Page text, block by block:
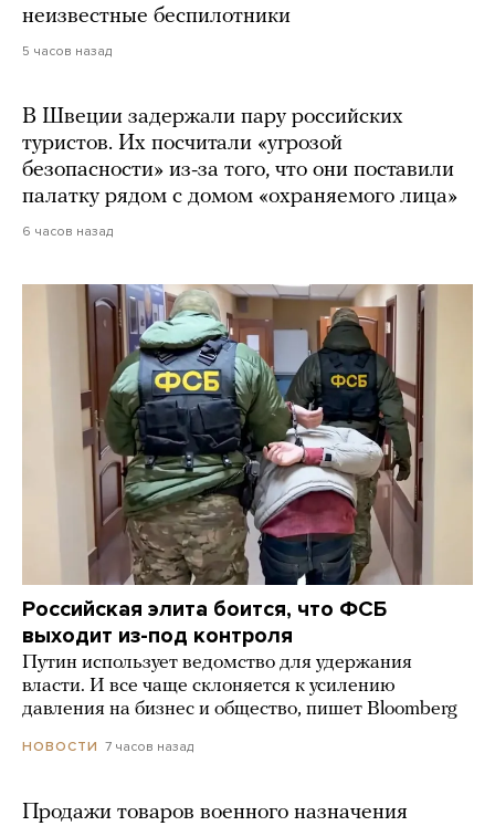
неизвестные беспилотники
5 часов назад
В Швеции задержали пару российских
туристов. Их посчитали «угрозой
безопасности» из-за того, что они поставили
палатку рядом с домом «охраняемого лица»
6 часов назад
Российская элита боится, что ФСБ
выходит из-под контроля
Путин использует ведомство для удержания
власти. И все чаще склоняется к усилению
давления на бизнес и общество, пишет Bloomberg
НОВОСТИ 7 часов назад
Продажи товаров военного назначения